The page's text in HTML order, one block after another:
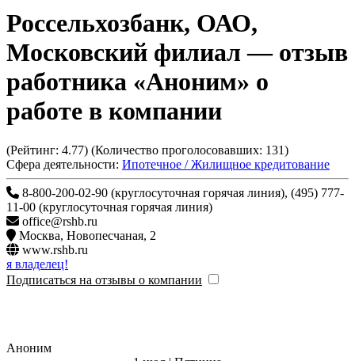
Россельхозбанк, ОАО,
Московский филиал— отзыв
работника «Аноним» о
работе в компании
(Рейтинг: 4.77) (Количество проголосовавших: 131)
Сфера деятельности: Ипотечное / Жилищное кредитование
8-800-200-02-90 (круглосуточная горячая линия), (495) 777-
11-00 (круглосуточная горячая линия)
office@rshb.ru
Москва, Новопесчаная, 2
www.rshb.ru
я владелец!
Подписаться на отзывы о компании
Аноним